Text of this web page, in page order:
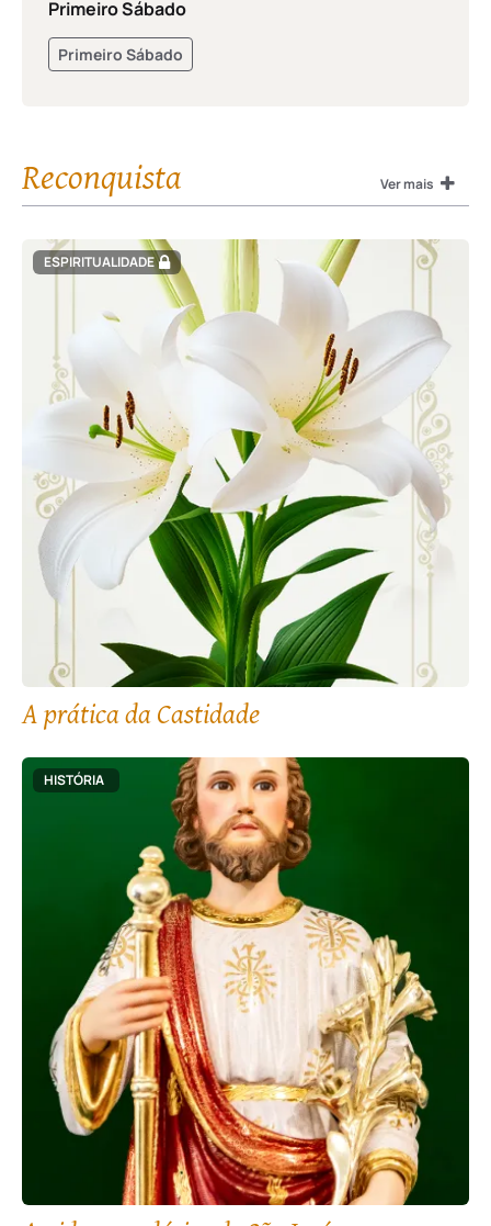
Primeiro Sábado
Primeiro Sábado
Reconquista Ver mais
ESPIRITUALIDADE
A prática da Castidade
HISTÓRIA